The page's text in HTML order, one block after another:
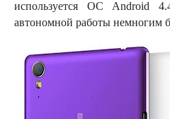
используется ОС Android
автономной работы немногим